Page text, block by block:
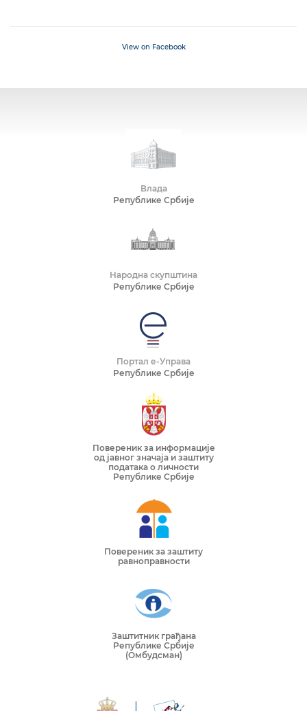
View on Facebook
Влада
Републике Србије
Народна скупштина
Републике Србије
Портал е-Управа
Републике Србије
Повереник за информације
од јавног значаја и заштиту
података о личности
Републике Србије
Повереник за заштиту
равноправности
Заштитник грађана
Републике Србије
(Омбудсман)